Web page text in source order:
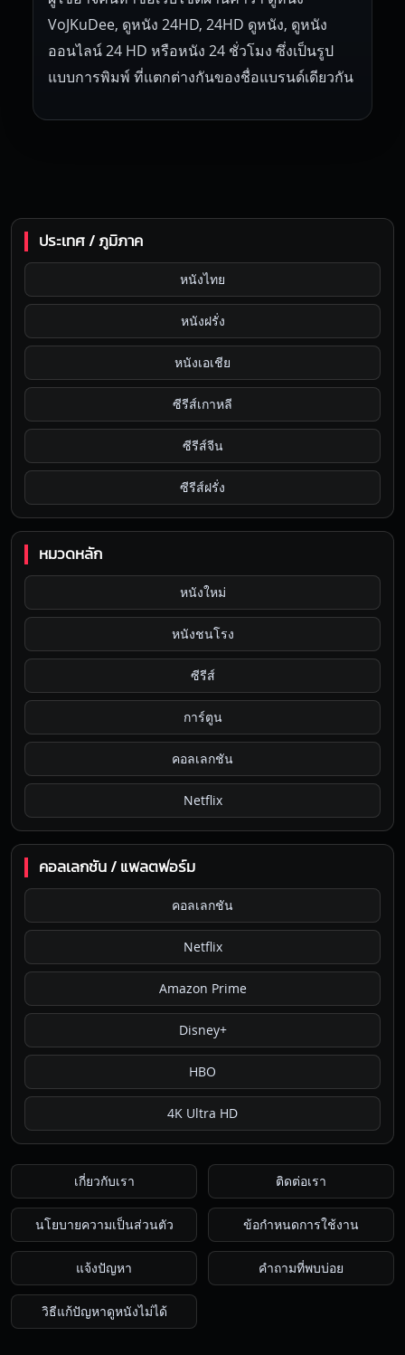
VoJKuDee, ดูหนัง 24HD, 24HD ดูหนัง, ดูหนัง
ออนไลน์ 24 HD หรือหนัง 24 ชั่วโมง ซึ่งเป็นรูป
แบบการพิมพ์ ที่แตกต่างกันของชื่อแบรนด์เดียวกัน
ประเทศ / ภูมิภาค
หนังไทย
หนังฝรั่ง
หนังเอเชีย
ซีรีส์เกาหลี
ซีรีส์จีน
ซีรีส์ฝรั่ง
หมวดหลัก
หนังใหม่
หนังชนโรง
ซีรีส์
การ์ตูน
คอลเลกชัน
Netflix
คอลเลกชัน / แพลตฟอร์ม
คอลเลกชัน
Netflix
Amazon Prime
Disney+
HBO
4K Ultra HD
เกี่ยวกับเรา ติดต่อเรา
นโยบายความเป็นส่วนตัว ข้อกำหนดการใช้งาน
แจ้งปัญหา คำถามที่พบบ่อย
วิธีแก้ปัญหาดูหนังไม่ได้